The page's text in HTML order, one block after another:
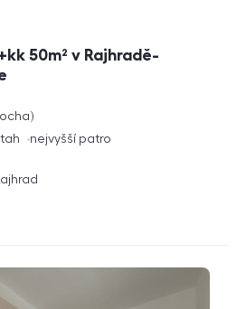
50m² v Rajhradě-
nejvyšší patro